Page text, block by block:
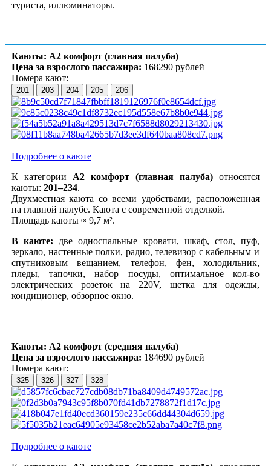
туриста, иллюминаторы.
Каюты: А2 комфорт (главная палуба)
Цена за взрослого пассажира: 168290 рублей
Номера кают:
201 203 204 205 206
Подробнее о каюте
К категории А2 комфорт (главная палуба) относятся
каюты: 201–234.
Двухместная каюта со всеми удобствами, расположенная
на главной палубе. Каюта с современной отделкой.
Площадь каюты ≈ 9,7 м².
В каюте: две односпальные кровати, шкаф, стол, пуф,
зеркало, настенные полки, радио, телевизор с кабельным и
спутниковым вещанием, телефон, фен, холодильник,
пледы, тапочки, набор посуды, оптимальное кол-во
электрических розеток на 220V, щетка для одежды,
кондиционер, обзорное окно.
Каюты: А2 комфорт (средняя палуба)
Цена за взрослого пассажира: 184690 рублей
Номера кают:
325 326 327 328
Подробнее о каюте